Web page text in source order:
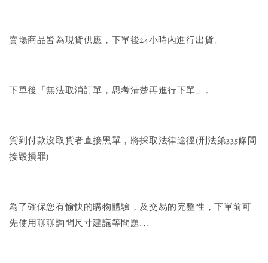
賣場商品皆為現貨供應，下單後24小時內進行出貨。
下單後「無法取消訂單，思考清楚再進行下單」。
貨到付款沒取貨者直接黑單，將採取法律途徑(刑法第335條間
接毀損罪)
為了確保您有愉快的購物體驗，及交易的完整性，下單前可
先使用聊聊詢問尺寸建議等問題...